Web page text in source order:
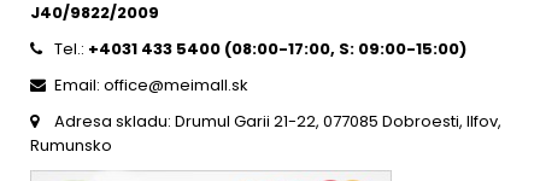
J40/9822/2009
Tel.: +4031 433 5400 (08:00-17:00, S: 09:00-15:00)
Email: office@meimall.sk
Adresa skladu: Drumul Garii 21-22, 077085 Dobroesti, Ilfov,
Rumunsko